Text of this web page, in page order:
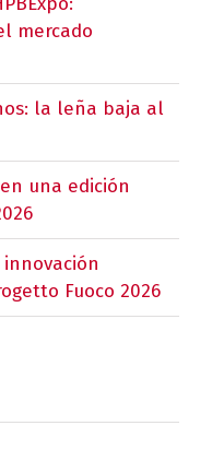
mercado
la leña baja al
una edición
Fuoco 2026